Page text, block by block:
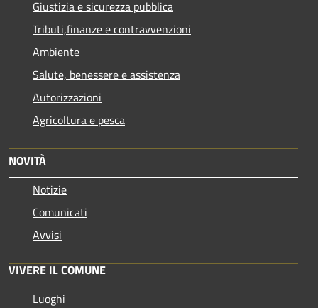
Giustizia e sicurezza pubblica
Tributi,finanze e contravvenzioni
Ambiente
Salute, benessere e assistenza
Autorizzazioni
Agricoltura e pesca
NOVITÀ
Notizie
Comunicati
Avvisi
VIVERE IL COMUNE
Luoghi